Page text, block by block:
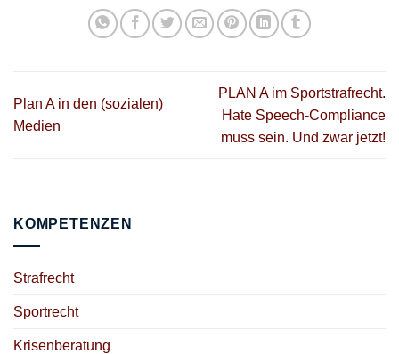
Plan A in den (sozialen)
Medien
PLAN A im Sportstrafrecht.
Hate Speech-Compliance
muss sein. Und zwar jetzt!
KOMPETENZEN
Strafrecht
Sportrecht
Krisenberatung